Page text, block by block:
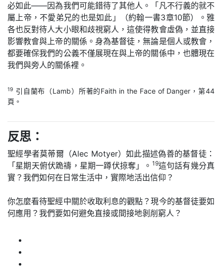
必如此——因為我們可能錯待了其他人。「凡不行義的就不
屬上帝，不愛弟兄的也是如此」（約翰一書3章10節）。雅
各也反對待人大小眼和歧視窮人，這使得教會虛偽，並直接
影響教會與上帝的關係。身為基督徒，無論是個人或教會，
都要確保我們的公義不僅展現在與上帝的關係中，也體現在
我們與旁人的關係裡。
19 引自蘭布（Lamb）所著的Faith in the Face of Danger，第44
頁。
反思：
聖經學者莫蒂爾（Alec Motyer）如此描述偽善的基督徒：
「星期天俯伏跪禱，星期一蹲伏掠奪」。 19這句話有幾分真
實？我們如何在日常生活中，實際地活出信仰？
你怎麼看待聖經中關於收取利息的觀點？現今的基督徒要如
何應用？我們要如何避免直接或間接地剝削窮人？